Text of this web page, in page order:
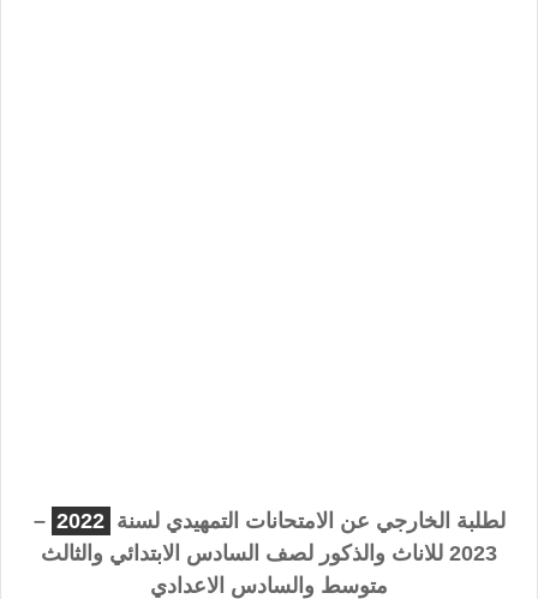
لطلبة الخارجي عن الامتحانات التمهيدي لسنة 2022
–
2023 للاناث والذكور لصف السادس الابتدائي والثالث
متوسط والسادس الاعدادي